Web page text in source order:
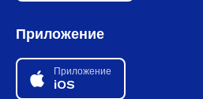
Приложение
Приложение
iOS